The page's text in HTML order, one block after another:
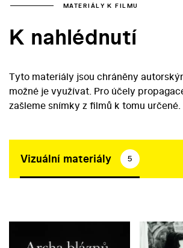
MATERIÁLY K FILMU
K nahlédnutí
Tyto materiály jsou chráněny
možné je využívat. Pro účely
zašleme snímky z filmů k tomu určené.
Vizuální materiály 5